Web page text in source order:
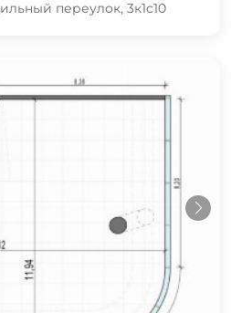
переулок, 3к1с10